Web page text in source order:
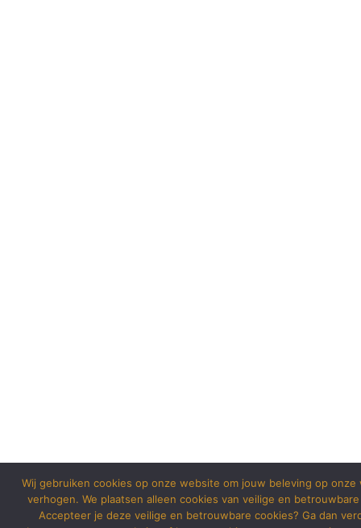
Wij gebruiken cookies op onze website om jouw beleving op
verhogen. We plaatsen alleen cookies van veilige en
Accepteer je deze veilige en betrouwbare cookies? Ga dan